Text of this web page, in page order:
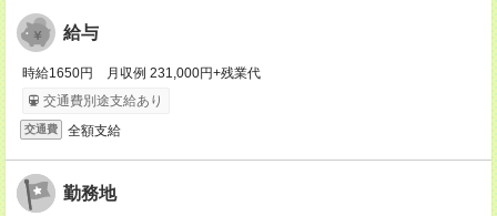
給与
時給1650円 月収例 231,000円+残業代
交通費別途支給あり
交通費 全額支給
勤務地